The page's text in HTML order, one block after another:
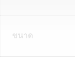
ขนาด